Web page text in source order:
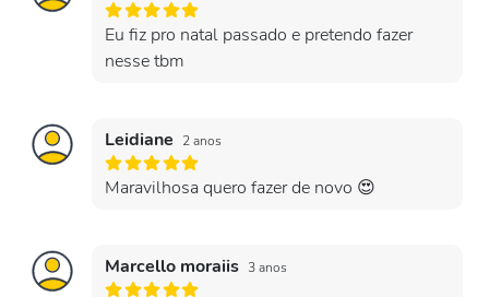
Eu fiz pro natal passado e pretendo fazer
nesse tbm
Leidiane 2 anos
Maravilhosa quero fazer de novo 😍
Marcello moraiis 3 anos